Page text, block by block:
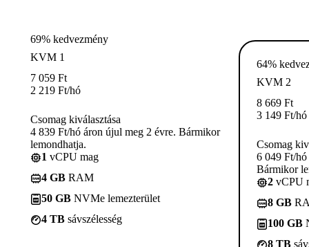
69% kedvezmény
KVM 1
7 059 Ft
2 219 Ft/hó
Csomag kiválasztása
4 839 Ft/hó áron újul meg 2 évre. Bármikor
lemondhatja.
1 vCPU mag
4 GB RAM
50 GB NVMe lemezterület
4 TB sávszélesség
64%
KVM 2
8 669 Ft
3 149 Ft/hó
Csomag
6 049 Ft/
Bármikor
2 vCPU
8 GB
100 GB
8 TB